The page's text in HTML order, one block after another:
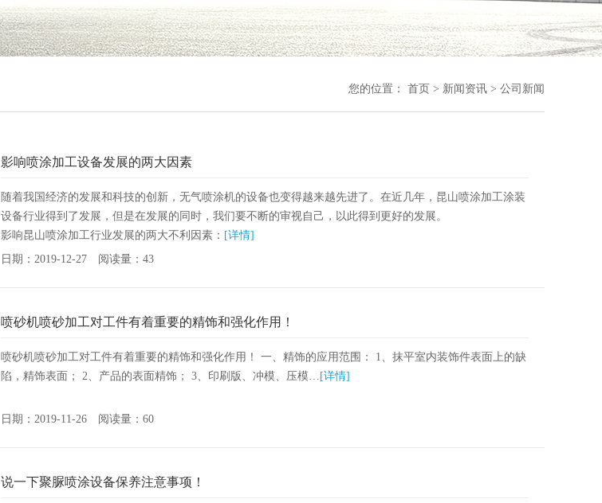
您的位置： 首页 > 新闻资讯 > 公司新闻
影响喷涂加工设备发展的两大因素
随着我国经济的发展和科技的创新，无气喷涂机的设备也变得越来越先进了。在近几年，昆山喷涂加工涂装
设备行业得到了发展，但是在发展的同时，我们要不断的审视自己，以此得到更好的发展。
影响昆山喷涂加工行业发展的两大不利因素： [详情]
日期：2019-12-27 阅读量：43
喷砂机喷砂加工对工件有着重要的精饰和强化作用！
喷砂机喷砂加工对工件有着重要的精饰和强化作用！ 一、精饰的应用范围： 1、抹平室内装饰件表面上的缺
陷，精饰表面； 2、产品的表面精饰； 3、印刷版、冲模、压模… [详情]
日期：2019-11-26 阅读量：60
说一下聚脲喷涂设备保养注意事项！